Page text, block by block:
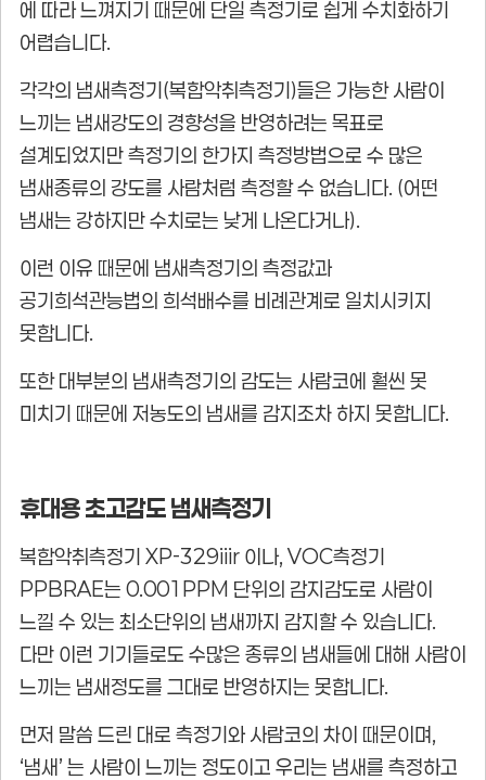
에 따라 느껴지기 때문에 단일 측정기로 쉽게 수치화하기
어렵습니다.
각각의 냄새측정기(복합악취측정기)들은 가능한 사람이
느끼는 냄새강도의 경향성을 반영하려는 목표로
설계되었지만 측정기의 한가지 측정방법으로 수 많은
냄새종류의 강도를 사람처럼 측정할 수 없습니다. (어떤
냄새는 강하지만 수치로는 낮게 나온다거나).
이런 이유 때문에 냄새측정기의 측정값과
공기희석관능법의 희석배수를 비례관계로 일치시키지
못합니다.
또한 대부분의 냄새측정기의 감도는 사람코에 훨씬 못
미치기 때문에 저농도의 냄새를 감지조차 하지 못합니다.
휴대용 초고감도 냄새측정기
복합악취측정기 XP-329iiir 이나, VOC측정기
PPBRAE는 0.001PPM 단위의 감지감도로 사람이
느낄 수 있는 최소단위의 냄새까지 감지할 수 있습니다.
다만 이런 기기들로도 수많은 종류의 냄새들에 대해 사람이
느끼는 냄새정도를 그대로 반영하지는 못합니다.
먼저 말씀 드린 대로 측정기와 사람코의 차이 때문이며,
‘냄새’ 는 사람이 느끼는 정도이고 우리는 냄새를 측정하고